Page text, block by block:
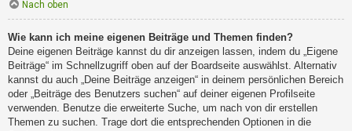
Nach oben
Wie kann ich meine eigenen Beiträge und Themen finden?
Deine eigenen Beiträge kannst du dir anzeigen lassen, indem du „Eigene
Beiträge“ im Schnellzugriff oben auf der Boardseite auswählst. Alternativ
kannst du auch „Deine Beiträge anzeigen“ in deinem persönlichen Bereich
oder „Beiträge des Benutzers suchen“ auf deiner eigenen Profilseite
verwenden. Benutze die erweiterte Suche, um nach von dir erstellen
Themen zu suchen. Trage dort die entsprechenden Optionen in die